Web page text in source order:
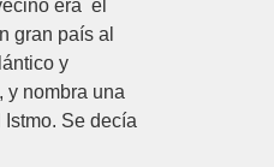
era el
gran país al
y
y nombra una
Se decía